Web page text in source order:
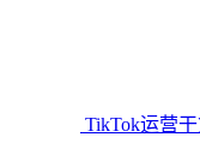
TikTok运营